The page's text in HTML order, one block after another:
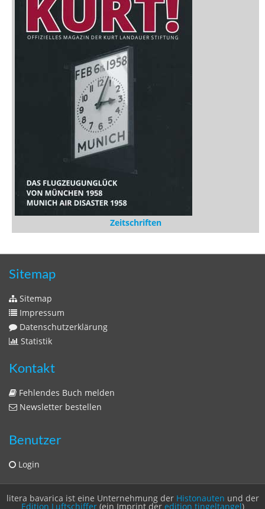
Sitemap
Sitemap
Impressum
Datenschutzerklärung
Statistik
Kontakt
Fehlendes Buch melden
Benutzer
Login